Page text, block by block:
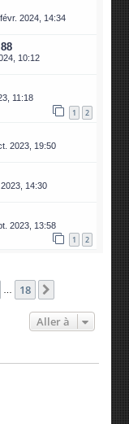
2024, 14:34
10:12
11:18
1 2
2023, 19:50
14:30
2023, 13:58
1 2
18
Aller à